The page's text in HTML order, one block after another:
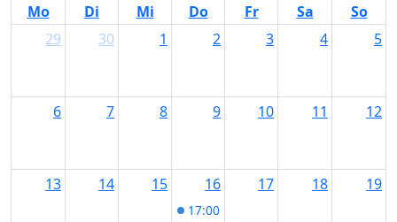
Mo Di Mi Do Fr Sa
So
29
30 1 2 3 4 5
6 7 8 9 10 11 12
13 14 15 16
17:00
17 18 19